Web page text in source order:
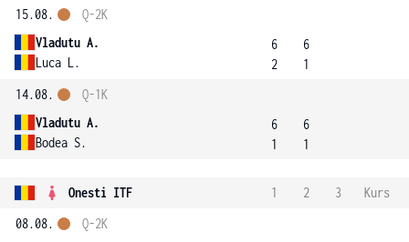
15.08.
Vladutu A.
Luca L.
Q-2K
6
2
6
1
14.08.
Vladutu A.
Bodea S.
Q-1K
6
1
6
1
Onesti ITF 1 2 3
Kurs
08.08.
Q-2K